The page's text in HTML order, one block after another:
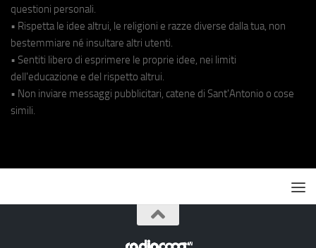
questioni personali.
• Rispetta le idee altrui, le religioni e razze diverse dalla tua, non
bestemmiare né insultare altri utenti.
• Sentiti libero di esprimere le proprie idee, nei limiti
dell'educazione e del rispetto altrui.
• Non inviare messaggi pubblicitari, catene di Sant'Antonio o cose
simili.